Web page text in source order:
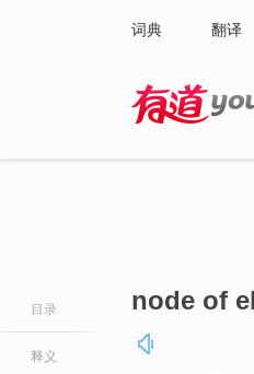
词典 翻译
目录
释义
node of